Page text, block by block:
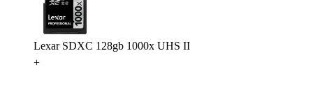
Lexar SDXC 128gb 1000x UHS II
+